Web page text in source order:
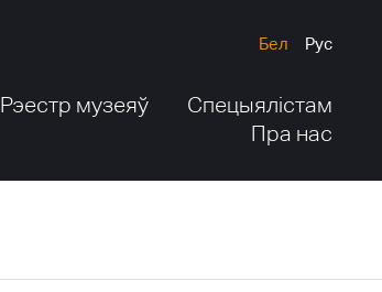
Бел Рус
Рэестр музеяў
Спецыялістам
Пра нас